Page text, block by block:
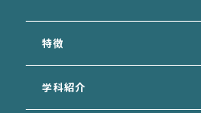
特徴
学科紹介